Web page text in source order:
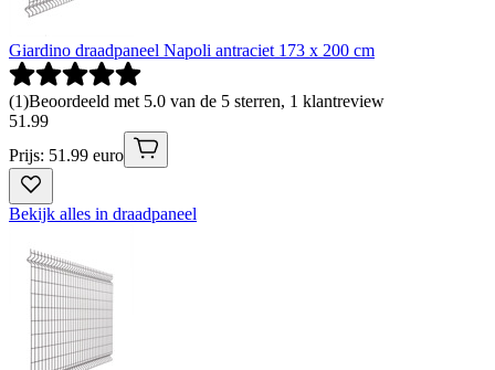
Giardino draadpaneel Napoli antraciet 173 x 200 cm
(1)Beoordeeld met 5.0 van de 5 sterren, 1 klantreview
51 .99
Prijs: 51.99 euro
Bekijk alles in draadpaneel